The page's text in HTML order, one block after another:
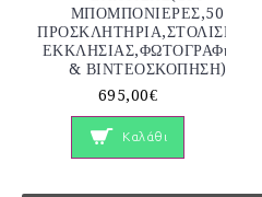
ΜΠΟΜΠΟΝΙΕΡΕΣ,50
ΠΡΟΣΚΛΗΤΗΡΙΑ,ΣΤΟΛΙΣΜΟΣ
ΕΚΚΛΗΣΙΑΣ,ΦΩΤΟΓΡΑΦηΣΗ
& ΒΙΝΤΕΟΣΚΟΠΗΣΗ)
695,00€
Καλάθι